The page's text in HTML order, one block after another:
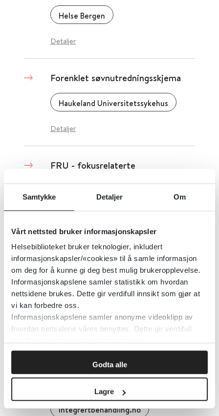
Samtykke Detaljer Om
Vårt nettsted bruker informasjonskapsler
Helsebiblioteket bruker teknologier, inkludert
informasjonskapsler/«cookies» til å samle informasjon
om deg for å kunne gi deg best mulig brukeropplevelse.
Informasjonskapslene samler statistikk om hvordan
nettsidene brukes. Dette gir verdifull innsikt som gjør at
vi kan forbedre oss.
Informasjonskapslene samler anonyme videoklipp av
hvordan nettsidene våres benyttes. Dette gir verdifull
Godta alle
Lagre
Helse Bergen
Detaljer
Forenklet søvnutredningsskjema
Haukeland Universitetssykehus
Detaljer
FRU - fokusrelaterte
Detaljer
FRU - fokusrelaterte
utførelsesvansker - jenter
Detaljer
GADIT (Gaming Disorder
Integrertbehandling.no